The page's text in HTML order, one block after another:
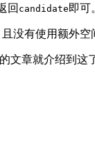
回 candidate 即可
没有使用额外空
文章就介绍到这